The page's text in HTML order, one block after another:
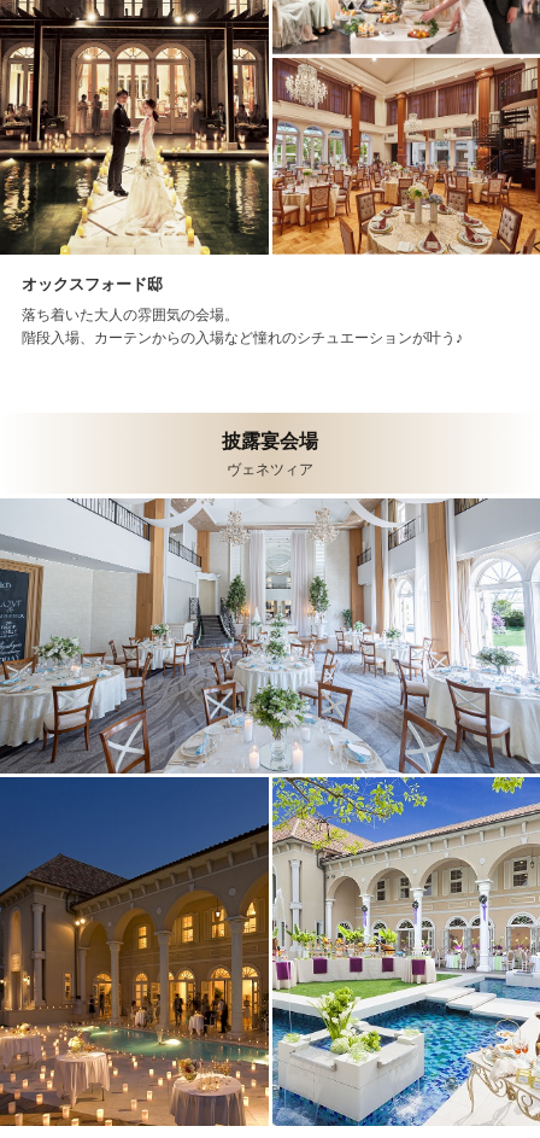
オックスフォード邸
落ち着いた大人の雰囲気の会場。
階段入場、カーテンからの入場など憧れのシチュエーションが叶う♪
披露宴会場
ヴェネツィア